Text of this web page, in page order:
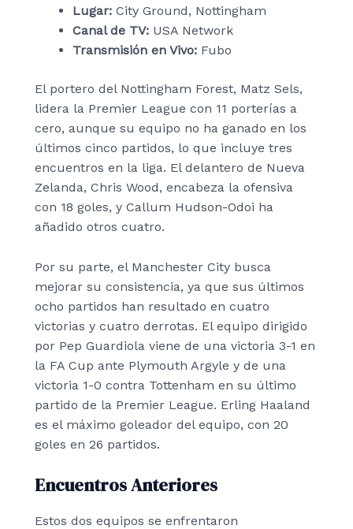
Lugar: City Ground, Nottingham
Canal de TV: USA Network
Transmisión en Vivo: Fubo
El portero del Nottingham Forest, Matz Sels,
lidera la Premier League con 11 porterías a
cero, aunque su equipo no ha ganado en los
últimos cinco partidos, lo que incluye tres
encuentros en la liga. El delantero de Nueva
Zelanda, Chris Wood, encabeza la ofensiva
con 18 goles, y Callum Hudson-Odoi ha
añadido otros cuatro.
Por su parte, el Manchester City busca
mejorar su consistencia, ya que sus últimos
ocho partidos han resultado en cuatro
victorias y cuatro derrotas. El equipo dirigido
por Pep Guardiola viene de una victoria 3-1 en
la FA Cup ante Plymouth Argyle y de una
victoria 1-0 contra Tottenham en su último
partido de la Premier League. Erling Haaland
es el máximo goleador del equipo, con 20
goles en 26 partidos.
Encuentros Anteriores
Estos dos equipos se enfrentaron